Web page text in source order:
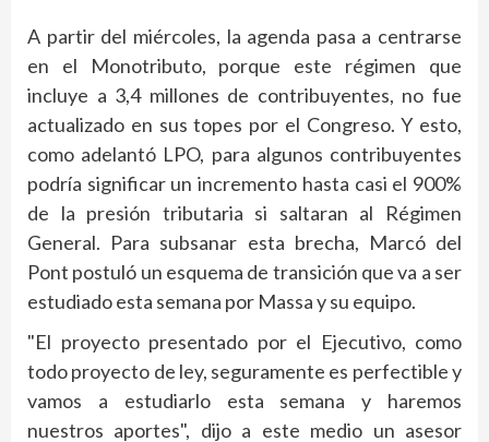
A partir del miércoles, la agenda pasa a centrarse
en el Monotributo, porque este régimen que
incluye a 3,4 millones de contribuyentes, no fue
actualizado en sus topes por el Congreso. Y esto,
como adelantó LPO, para algunos contribuyentes
podría significar un incremento hasta casi el 900%
de la presión tributaria si saltaran al Régimen
General. Para subsanar esta brecha, Marcó del
Pont postuló un esquema de transición que va a ser
estudiado esta semana por Massa y su equipo.
"El proyecto presentado por el Ejecutivo, como
todo proyecto de ley, seguramente es perfectible y
vamos a estudiarlo esta semana y haremos
nuestros aportes", dijo a este medio un asesor